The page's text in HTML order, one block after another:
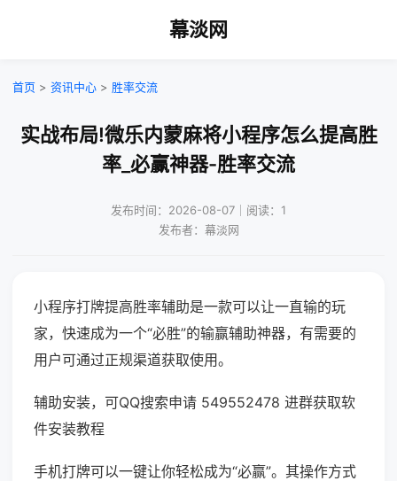
幕淡网
首页 > 资讯中心 > 胜率交流
实战布局!微乐内蒙麻将小程序怎么提高胜
率_必赢神器-胜率交流
发布时间：2026-08-07｜阅读：1
发布者：幕淡网
小程序打牌提高胜率辅助是一款可以让一直输的玩
家，快速成为一个“必胜”的输赢辅助神器，有需要的
用户可通过正规渠道获取使用。
辅助安装，可QQ搜索申请 549552478 进群获取软
件安装教程
手机打牌可以一键让你轻松成为“必赢”。其操作方式